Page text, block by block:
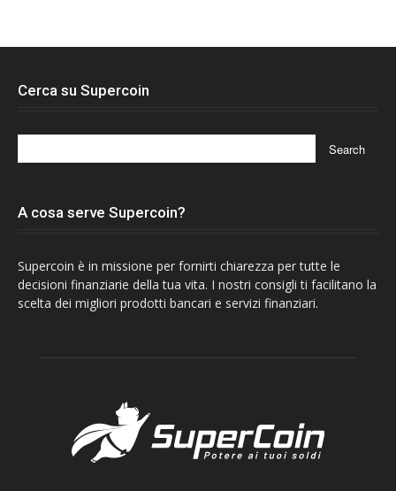
Cerca su Supercoin
A cosa serve Supercoin?
Supercoin è in missione per fornirti chiarezza per tutte le
decisioni finanziarie della tua vita. I nostri consigli ti facilitano la
scelta dei migliori prodotti bancari e servizi finanziari.